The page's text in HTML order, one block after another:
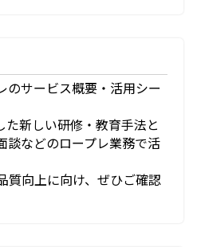
のサービス概要・活用シー
た新しい研修・教育手法と
談などのロープレ業務で活
質向上に向け、ぜひご確認